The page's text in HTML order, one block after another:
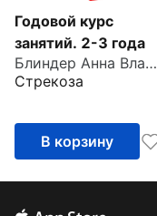
Годовой курс
занятий. 2-3 года
Блиндер Анна Владимировна
Стрекоза
В корзину